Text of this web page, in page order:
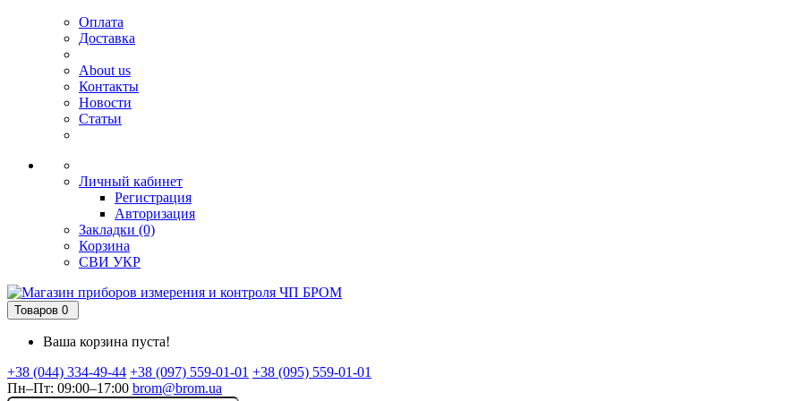
Оплата
Доставка
About us
Контакты
Новости
Статьи
Личный кабинет
Регистрация
Авторизация
Закладки (0)
Корзина
СВИ УКР
Товаров 0
Ваша корзина пуста!
+38 (044) 334-49-44 +38 (097) 559-01-01 +38 (095) 559-01-01
Пн–Пт: 09:00–17:00 brom@brom.ua